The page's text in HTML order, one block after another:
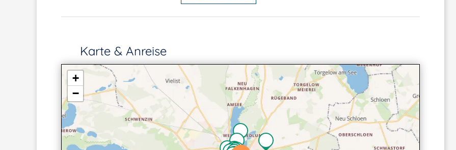
Karte & Anreise
+
−